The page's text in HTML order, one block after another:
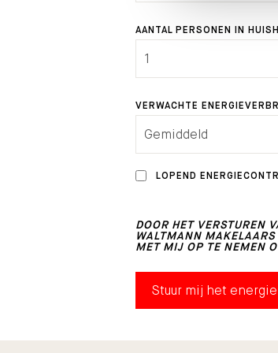
AANTAL PERSONEN IN
VERWACHTE
LOPEND
DOOR HET VERSTUREN
WALTMANN
MET MIJ OP TE NEMEN